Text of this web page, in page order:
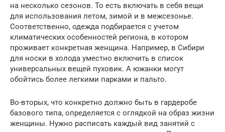
на несколько сезонов. То есть включать в себя вещи
для использования летом, зимой и в межсезонье.
Соответственно, одежда подбирается с учетом
климатических особенностей региона, в котором
проживает конкретная женщина. Например, в Сибири
для носки в холода уместно включить в список
универсальных вещей пуховик. А южанки могут
обойтись более легкими парками и пальто.
Во-вторых, что конкретно должно быть в гардеробе
базового типа, определяется с оглядкой на образ жизни
женщины. Нужно расписать каждый вид занятий с